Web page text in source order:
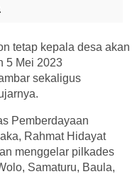
tetap kepala desa akan
5 Mei 2023
sekaligus
Pemberdayaan
Rahmat Hidayat
menggelar pilkades
Samaturu, Baula,